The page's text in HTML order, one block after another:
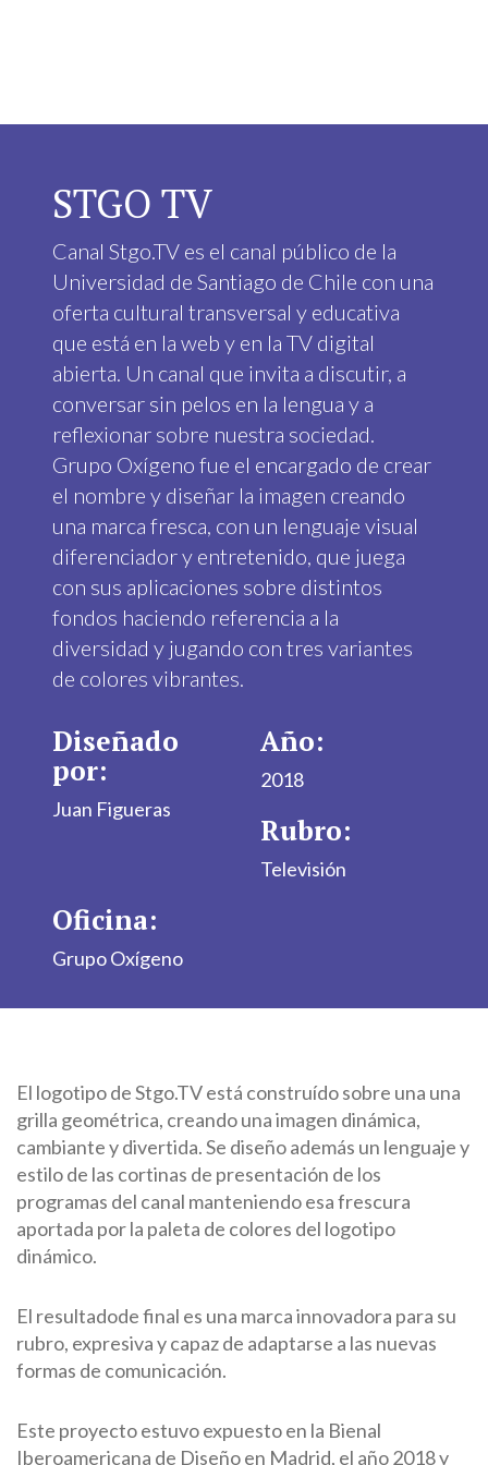
STGO TV
Canal Stgo.TV es el canal público de la
Universidad de Santiago de Chile con una
oferta cultural transversal y educativa
que está en la web y en la TV digital
abierta. Un canal que invita a discutir, a
conversar sin pelos en la lengua y a
reflexionar sobre nuestra sociedad.
Grupo Oxígeno fue el encargado de crear
el nombre y diseñar la imagen creando
una marca fresca, con un lenguaje visual
diferenciador y entretenido, que juega
con sus aplicaciones sobre distintos
fondos haciendo referencia a la
diversidad y jugando con tres variantes
de colores vibrantes.
Diseñado
por:
Juan Figueras
Año:
2018
Rubro:
Televisión
Oficina:
Grupo Oxígeno
El logotipo de Stgo.TV está construído sobre una una
grilla geométrica, creando una imagen dinámica,
cambiante y divertida. Se diseño además un lenguaje y
estilo de las cortinas de presentación de los
programas del canal manteniendo esa frescura
aportada por la paleta de colores del logotipo
dinámico.
El resultadode final es una marca innovadora para su
rubro, expresiva y capaz de adaptarse a las nuevas
formas de comunicación.
Este proyecto estuvo expuesto en la Bienal
Iberoamericana de Diseño en Madrid, el año 2018 y